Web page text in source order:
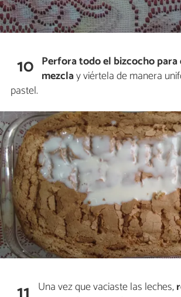
10 Perfora todo el bizcocho para
mezclay viértela de manera
pastel.
Una vez que vaciaste las leches,